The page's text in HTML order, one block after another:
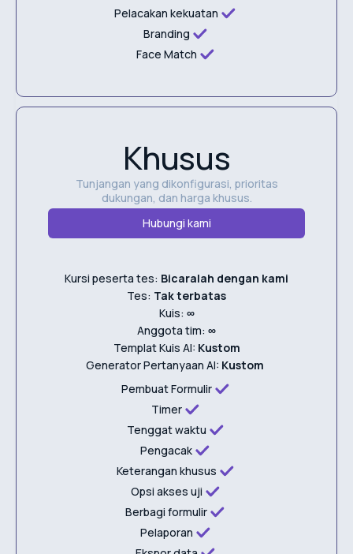
Pelacakan kekuatan
Branding
Face Match
Khusus
Tunjangan yang dikonfigurasi, prioritas
dukungan, dan harga khusus.
Hubungi kami
Kursi peserta tes: Bicaralah dengan kami
Tes: Tak terbatas
Kuis: ∞
Anggota tim: ∞
Templat Kuis AI: Kustom
Generator Pertanyaan AI: Kustom
Pembuat Formulir
Timer
Tenggat waktu
Pengacak
Keterangan khusus
Opsi akses uji
Berbagi formulir
Pelaporan